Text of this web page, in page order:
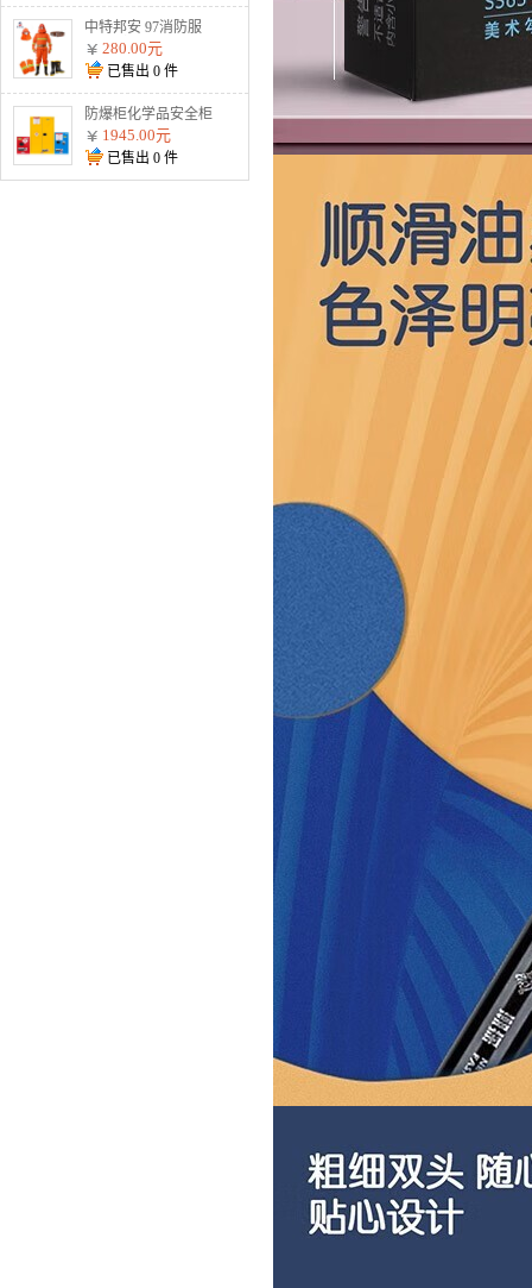
中特邦安 97消防服
全套 防火服五件套
森林战斗防护服 97
消防服五件套纯棉阻
燃款
280.00元
已售出 0 件
防爆柜化学品安全柜
存放柜易燃易爆危化
品储存柜酒精双锁试
剂柜油漆防火防爆箱
45加仑黄色
1945.00元
已售出 0 件